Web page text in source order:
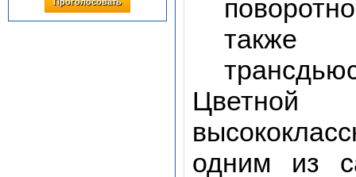
также
одним из